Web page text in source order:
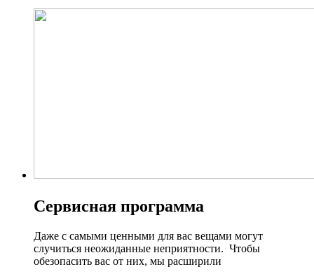
Сервисная программа
Даже с самыми ценными для вас вещами могут
случиться неожиданные неприятности. Чтобы
обезопасить вас от них, мы расширили